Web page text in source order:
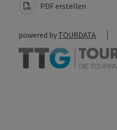
PDF erstellen
powered by TOURDATA